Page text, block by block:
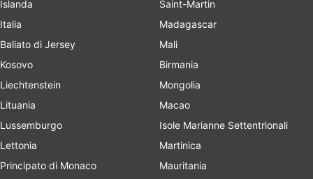
Islanda
Italia
Baliato di Jersey
Kosovo
Liechtenstein
Lituania
Lussemburgo
Lettonia
Principato di Monaco
Saint-Martin
Madagascar
Mali
Birmania
Mongolia
Macao
Isole Marianne Settentrionali
Martinica
Mauritania